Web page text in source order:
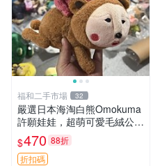
福和二手市場 32
嚴選日本海淘白熊Omokuma
許願娃娃，超萌可愛毛絨公仔
推薦收藏 白熊 Omokuma 毛
絨玩具 偽裝娃娃 玩具擺飾
$470 88折
折扣碼